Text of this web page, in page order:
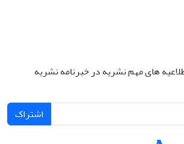
های مهم نشریه در خبرنامه نشریه
اشتراک